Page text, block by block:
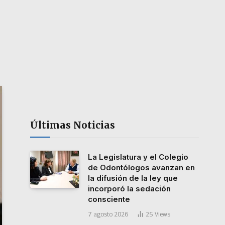
Últimas Noticias
La Legislatura y el Colegio
de Odontólogos avanzan en
la difusión de la ley que
incorporó la sedación
consciente
7 agosto 2026 25 Views